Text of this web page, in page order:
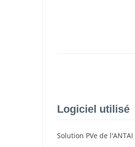
Logiciel utilisé
Solution PVe de l'ANTAI